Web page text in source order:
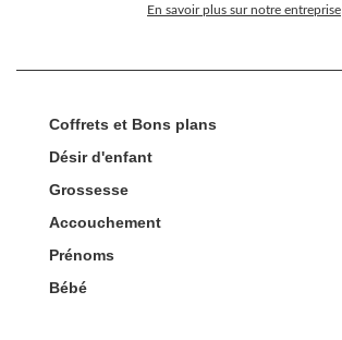
En savoir plus sur notre entreprise
Coffrets et Bons plans
Désir d'enfant
Grossesse
Accouchement
Prénoms
Bébé